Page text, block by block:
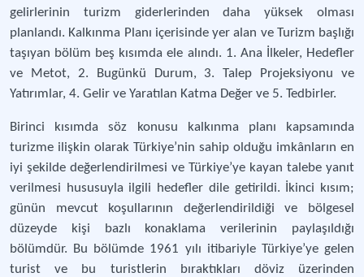
gelirlerinin turizm giderlerinden daha yüksek olması
planlandı. Kalkınma Planı içerisinde yer alan ve Turizm başlığı
taşıyan bölüm beş kısımda ele alındı. 1. Ana İlkeler, Hedefler
ve Metot, 2. Bugünkü Durum, 3. Talep Projeksiyonu ve
Yatırımlar, 4. Gelir ve Yaratılan Katma Değer ve 5. Tedbirler.
Birinci kısımda söz konusu kalkınma planı kapsamında
turizme ilişkin olarak Türkiye’nin sahip olduğu imkânların en
iyi şekilde değerlendirilmesi ve Türkiye’ye kayan talebe yanıt
verilmesi hususuyla ilgili hedefler dile getirildi. İkinci kısım;
günün mevcut koşullarının değerlendirildiği ve bölgesel
düzeyde kişi bazlı konaklama verilerinin paylaşıldığı
bölümdür. Bu bölümde 1961 yılı itibariyle Türkiye’ye gelen
turist ve bu turistlerin bıraktıkları döviz üzerinden